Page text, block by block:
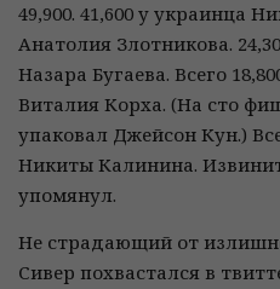
49,900. 41,600 у украинца
Анатолия Злотникова.
Назара Бугаева. Всего
Виталия Корха. (На сто
упаковал Джейсон Кун.)
Никиты Калинина.
упомянул.
Не страдающий от
Сивер похвастался в